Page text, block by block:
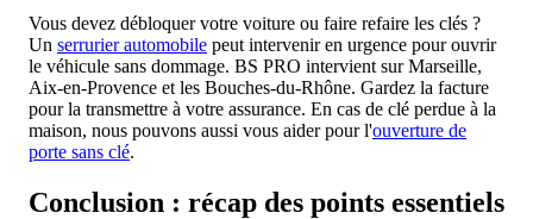
Vous devez débloquer votre voiture ou faire refaire les clés ?
Un serrurier automobile peut intervenir en urgence pour ouvrir
le véhicule sans dommage. BS PRO intervient sur Marseille,
Aix-en-Provence et les Bouches-du-Rhône. Gardez la facture
pour la transmettre à votre assurance. En cas de clé perdue à la
maison, nous pouvons aussi vous aider pour l'ouverture de
porte sans clé.
Conclusion : récap des points essentiels